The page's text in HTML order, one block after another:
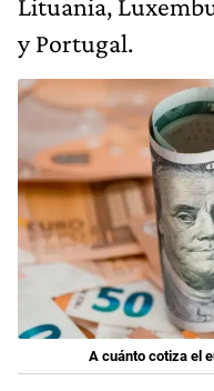
Lituania,
y Portugal.
A cuánto cotiza el